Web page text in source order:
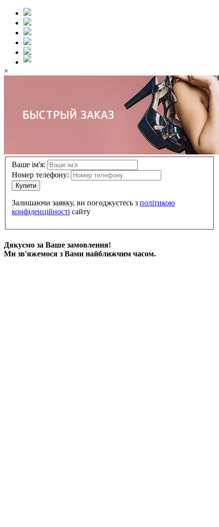
×
Ваше ім'я:
Номер телефону:
Купити
Залишаючи заявку, ви погоджуєтесь з політикою
конфіденційності сайту
Дякуємо за Ваше замовлення!
Ми зв'яжемося з Вами найближчим часом.